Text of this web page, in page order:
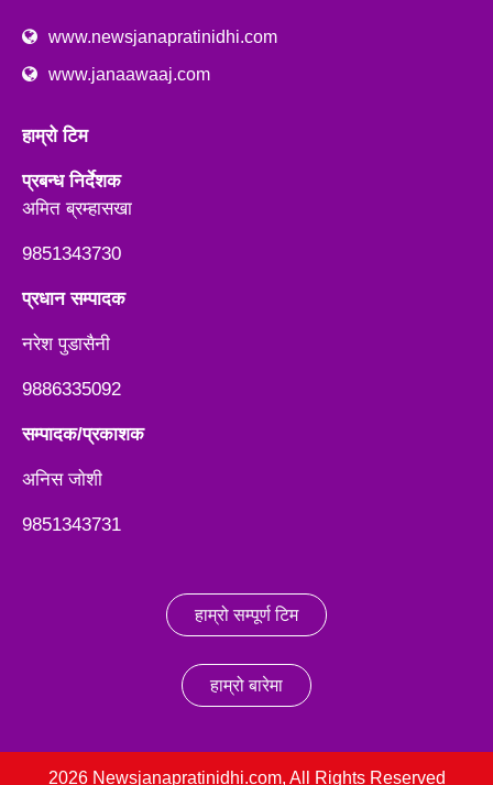
www.newsjanapratinidhi.com
www.janaawaaj.com
हाम्रो टिम
प्रबन्ध निर्देशक
अमित ब्रम्हासखा
9851343730
प्रधान सम्पादक
नरेश पुडासैनी
9886335092
सम्पादक/प्रकाशक
अनिस जाेशी
9851343731
हाम्रो सम्पूर्ण टिम
हाम्रो बारेमा
2026 Newsjanapratinidhi.com, All Rights Reserved